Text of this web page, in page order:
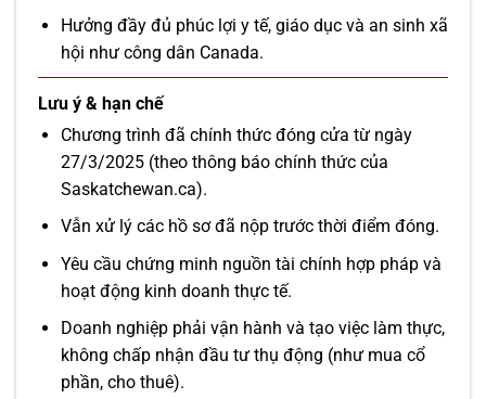
Hưởng đầy đủ phúc lợi y tế, giáo dục và an sinh xã
hội như công dân Canada.
Lưu ý & hạn chế
Chương trình đã chính thức đóng cửa từ ngày
27/3/2025 (theo thông báo chính thức của
Saskatchewan.ca).
Vẫn xử lý các hồ sơ đã nộp trước thời điểm đóng.
Yêu cầu chứng minh nguồn tài chính hợp pháp và
hoạt động kinh doanh thực tế.
Doanh nghiệp phải vận hành và tạo việc làm thực,
không chấp nhận đầu tư thụ động (như mua cổ
phần, cho thuê).